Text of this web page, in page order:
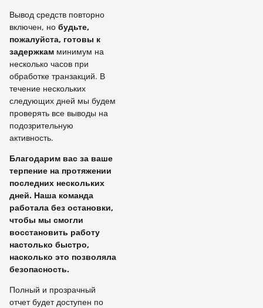
Вывод средств повторно
включен, но будьте,
пожалуйста, готовы к
задержкам минимум на
несколько часов при
обработке транзакций. В
течение нескольких
следующих дней мы будем
проверять все выводы на
подозрительную
активность.
Благодарим вас за ваше
терпение на протяжении
последних нескольких
дней. Наша команда
работала без остановки,
чтобы мы смогли
восстановить работу
настолько быстро,
насколько это позволяла
безопасность.
Полный и прозрачный
отчет будет доступен по